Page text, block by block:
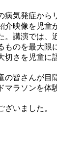
気発症から
介映像を児童
。講演では、
ものを最大限
さを児童に
皆さんが目
ラソンを体
いました。